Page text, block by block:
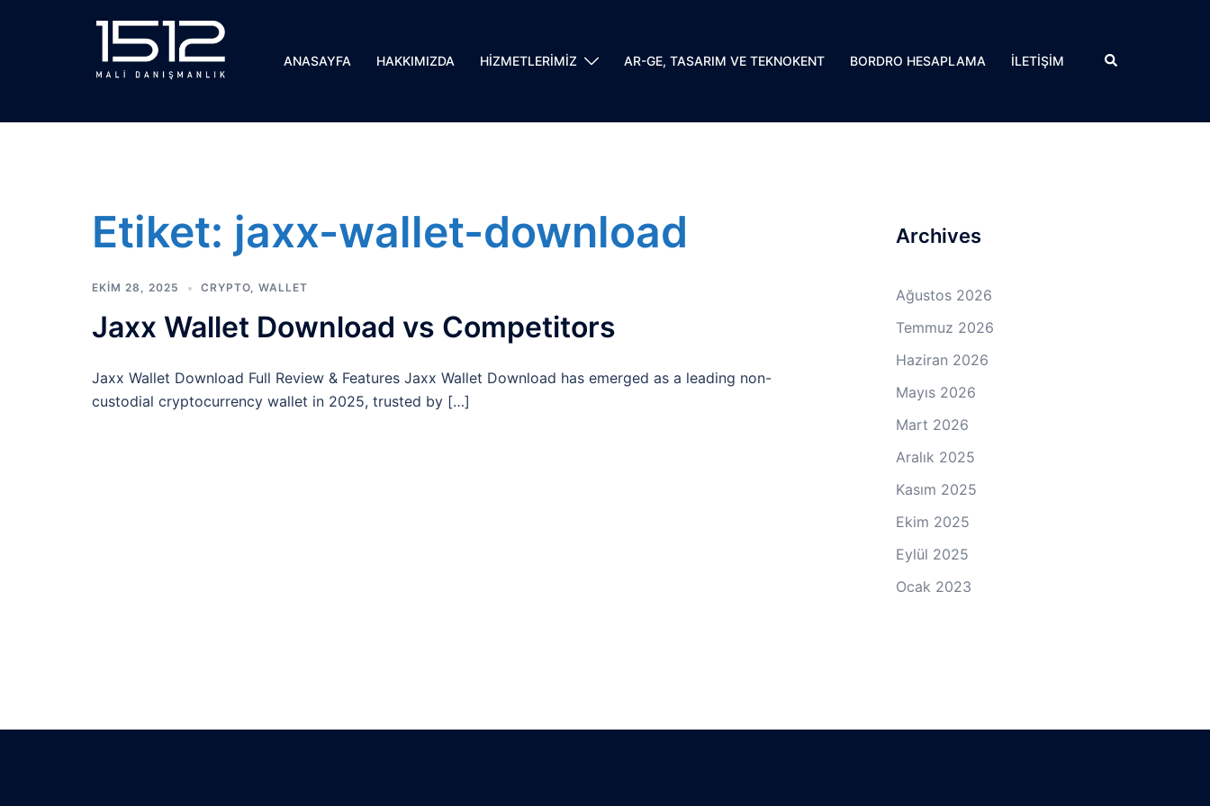
ANASAYFA HAKKIMIZDA HİZMETLERİMİZ AR-GE, TASARIM VE TEKNOKENT BORDRO HESAPLAMA İLETİŞİM Search
Etiket: jaxx-wallet-download
EKIM 28, 2025 CRYPTO WALLET
Jaxx Wallet Download vs Competitors
Jaxx Wallet Download Full Review & Features Jaxx Wallet Download has emerged as a leading non-
custodial cryptocurrency wallet in 2025, trusted by […]
Archives
Ağustos 2026
Temmuz 2026
Haziran 2026
Mayıs 2026
Mart 2026
Aralık 2025
Kasım 2025
Ekim 2025
Eylül 2025
Ocak 2023